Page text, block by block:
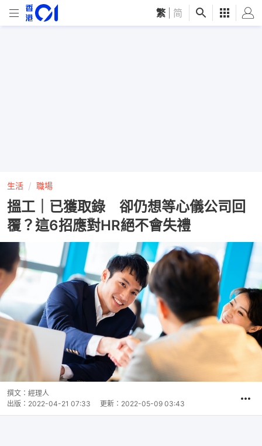
繁 简
生活 職場
搵工｜已獲取錄 卻仍想等心儀公司回
覆？這6招應對HR絕不會失禮
撰文： 經理人
出版： 2022-04-21 07:33 更新： 2022-05-09 03:43